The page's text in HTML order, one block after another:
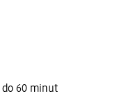
do 60 minut